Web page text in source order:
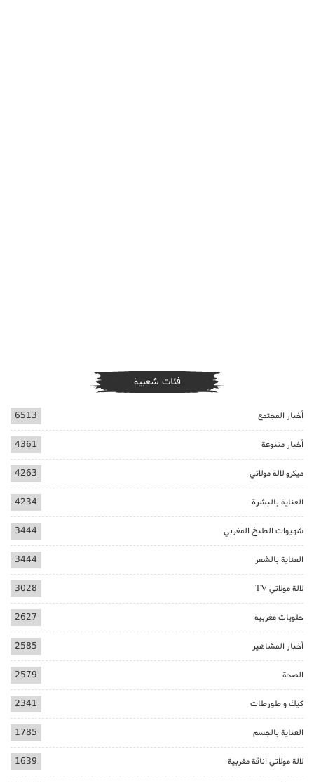
فئات شعبية
أخبار المجتمع 6513
أخبار متنوعة 4361
ميكرو لالة مولاتي 4263
العناية بالبشرة 4234
شهيوات الطبخ المغربي 3444
العناية بالشعر 3444
لالة مولاتي TV 3028
حلويات مغربية 2627
أخبار المشاهير 2585
الصحة 2579
كيك و طورطات 2341
العناية بالجسم 1785
لالة مولاتي اناقة مغربية 1639